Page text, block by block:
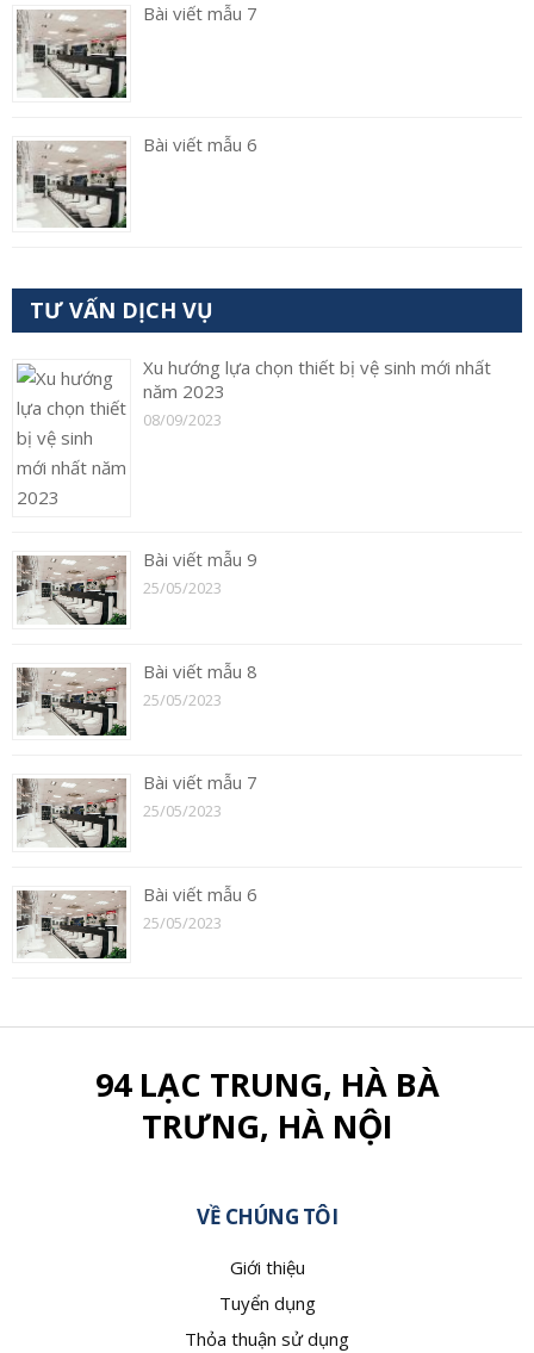
Bài viết mẫu 7
Bài viết mẫu 6
TƯ VẤN DỊCH VỤ
Xu hướng lựa chọn thiết bị vệ sinh mới nhất
năm 2023
08/09/2023
Bài viết mẫu 9
25/05/2023
Bài viết mẫu 8
25/05/2023
Bài viết mẫu 7
25/05/2023
Bài viết mẫu 6
25/05/2023
94 LẠC TRUNG, HÀ BÀ
TRƯNG, HÀ NỘI
VỀ CHÚNG TÔI
Giới thiệu
Tuyển dụng
Thỏa thuận sử dụng